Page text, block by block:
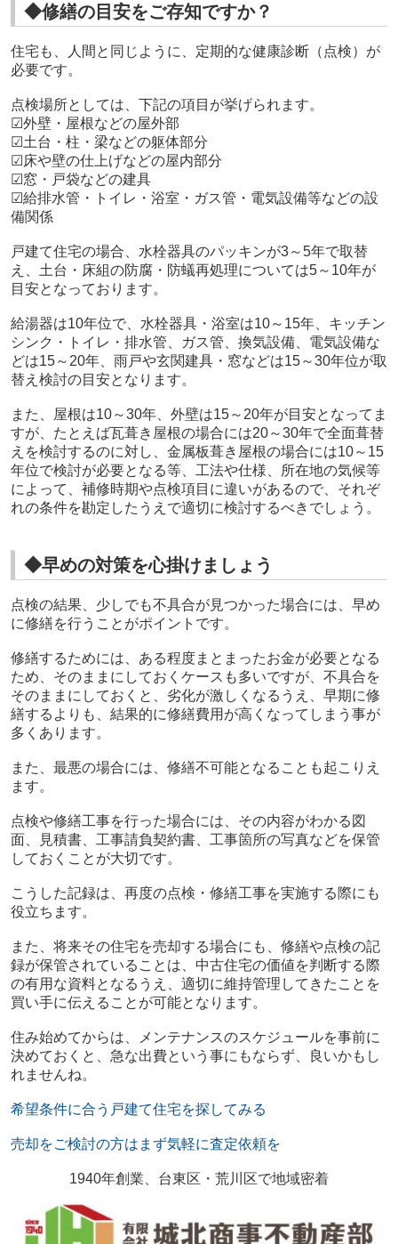
◆修繕の目安をご存知ですか？
住宅も、人間と同じように、定期的な健康診断（点検）が
必要です。
点検場所としては、下記の項目が挙げられます。
☑外壁・屋根などの屋外部
☑土台・柱・梁などの躯体部分
☑床や壁の仕上げなどの屋内部分
☑窓・戸袋などの建具
☑給排水管・トイレ・浴室・ガス管・電気設備等などの設
備関係
戸建て住宅の場合、水栓器具のパッキンが3～5年で取替
え、土台・床組の防腐・防蟻再処理については5～10年が
目安となっております。
給湯器は10年位で、水栓器具・浴室は10～15年、キッチン
シンク・トイレ・排水管、ガス管、換気設備、電気設備な
どは15～20年、雨戸や玄関建具・窓などは15～30年位が取
替え検討の目安となります。
また、屋根は10～30年、外壁は15～20年が目安となってま
すが、たとえば瓦葺き屋根の場合には20～30年で全面葺替
えを検討するのに対し、金属板葺き屋根の場合には10～15
年位で検討が必要となる等、工法や仕様、所在地の気候等
によって、補修時期や点検項目に違いがあるので、それぞ
れの条件を勘定したうえで適切に検討するべきでしょう。
◆早めの対策を心掛けましょう
点検の結果、少しでも不具合が見つかった場合には、早め
に修繕を行うことがポイントです。
修繕するためには、ある程度まとまったお金が必要となる
ため、そのままにしておくケースも多いですが、不具合を
そのままにしておくと、劣化が激しくなるうえ、早期に修
繕するよりも、結果的に修繕費用が高くなってしまう事が
多くあります。
また、最悪の場合には、修繕不可能となることも起こりえ
ます。
点検や修繕工事を行った場合には、その内容がわかる図
面、見積書、工事請負契約書、工事箇所の写真などを保管
しておくことが大切です。
こうした記録は、再度の点検・修繕工事を実施する際にも
役立ちます。
また、将来その住宅を売却する場合にも、修繕や点検の記
録が保管されていることは、中古住宅の価値を判断する際
の有用な資料となるうえ、適切に維持管理してきたことを
買い手に伝えることが可能となります。
住み始めてからは、メンテナンスのスケジュールを事前に
決めておくと、急な出費という事にもならず、良いかもし
れませんね。
希望条件に合う戸建て住宅を探してみる
売却をご検討の方はまず気軽に査定依頼を
1940年創業、台東区・荒川区で地域密着